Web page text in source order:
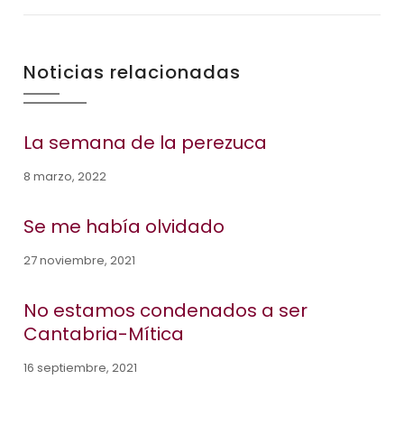
Noticias relacionadas
La semana de la perezuca
8 marzo, 2022
Se me había olvidado
27 noviembre, 2021
No estamos condenados a ser
Cantabria-Mítica
16 septiembre, 2021